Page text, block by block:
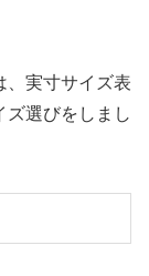
、実寸サイズ表
ズ選びをしまし